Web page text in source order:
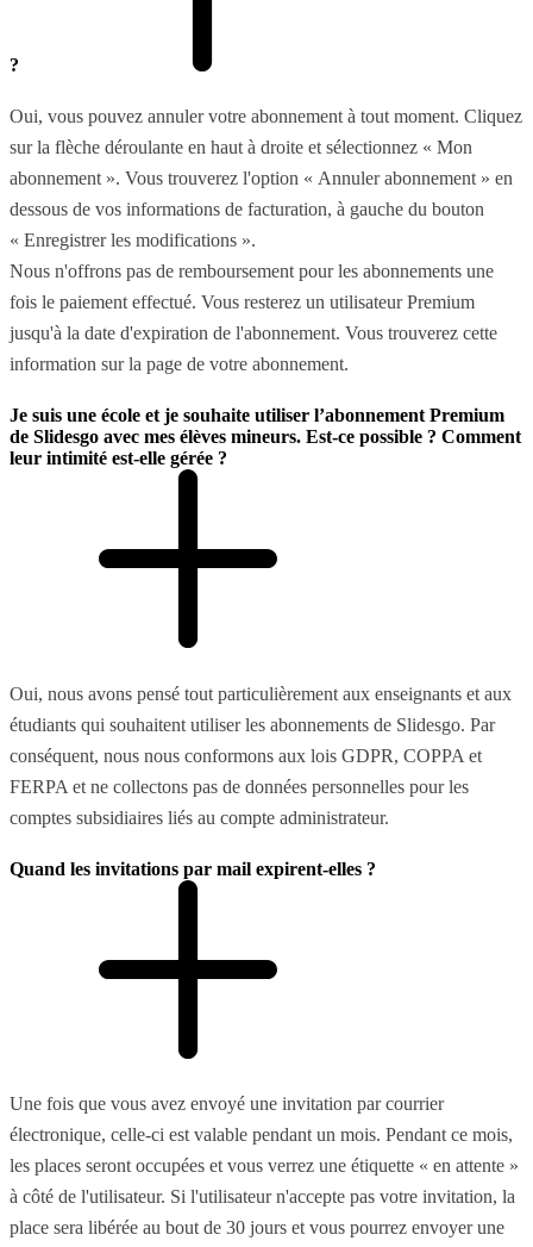
?
Oui, vous pouvez annuler votre abonnement à tout moment. Cliquez
sur la flèche déroulante en haut à droite et sélectionnez « Mon
abonnement ». Vous trouverez l'option « Annuler abonnement » en
dessous de vos informations de facturation, à gauche du bouton
« Enregistrer les modifications ».
Nous n'offrons pas de remboursement pour les abonnements une
fois le paiement effectué. Vous resterez un utilisateur Premium
jusqu'à la date d'expiration de l'abonnement. Vous trouverez cette
information sur la page de votre abonnement.
Je suis une école et je souhaite utiliser l’abonnement Premium
de Slidesgo avec mes élèves mineurs. Est-ce possible ? Comment
leur intimité est-elle gérée ?
Oui, nous avons pensé tout particulièrement aux enseignants et aux
étudiants qui souhaitent utiliser les abonnements de Slidesgo. Par
conséquent, nous nous conformons aux lois GDPR, COPPA et
FERPA et ne collectons pas de données personnelles pour les
comptes subsidiaires liés au compte administrateur.
Quand les invitations par mail expirent-elles ?
Une fois que vous avez envoyé une invitation par courrier
électronique, celle-ci est valable pendant un mois. Pendant ce mois,
les places seront occupées et vous verrez une étiquette « en attente »
à côté de l'utilisateur. Si l'utilisateur n'accepte pas votre invitation, la
place sera libérée au bout de 30 jours et vous pourrez envoyer une